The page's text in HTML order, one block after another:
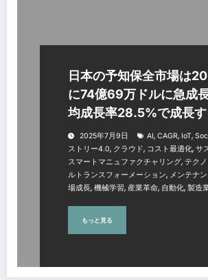
日本の予知保全市場は
に74億69万ドルに急成
均成長率28.5%で成長す
2025年7月9日 AI, CAGR, IoT,
ストリー4.0, クラウド, コスト最適化, サ
スマートマニュファクチャリング, テク
ルトランスフォーメーション, メンテナ
場成長, 機械学習, 産業革命, 自動化, 製造
もっと見る